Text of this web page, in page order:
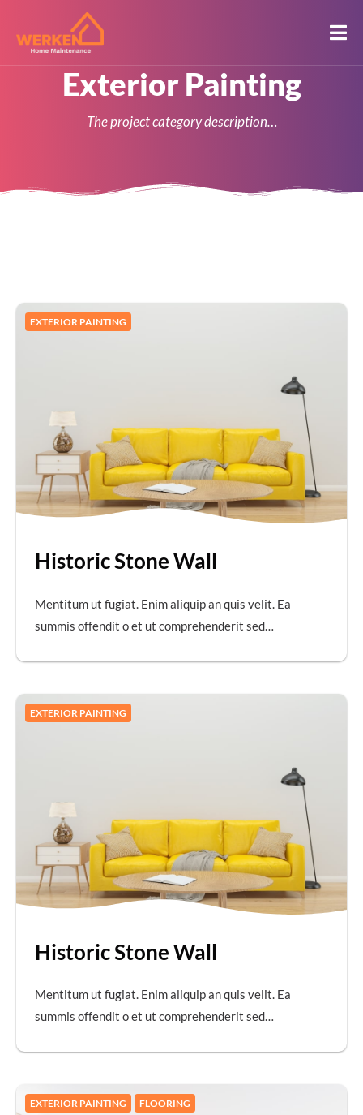
Exterior Painting
The project category description…
EXTERIOR PAINTING
Historic Stone Wall
Mentitum ut fugiat. Enim aliquip an quis velit. Ea
summis offendit o et ut comprehenderit sed…
EXTERIOR PAINTING
Historic Stone Wall
Mentitum ut fugiat. Enim aliquip an quis velit. Ea
summis offendit o et ut comprehenderit sed…
EXTERIOR PAINTING FLOORING